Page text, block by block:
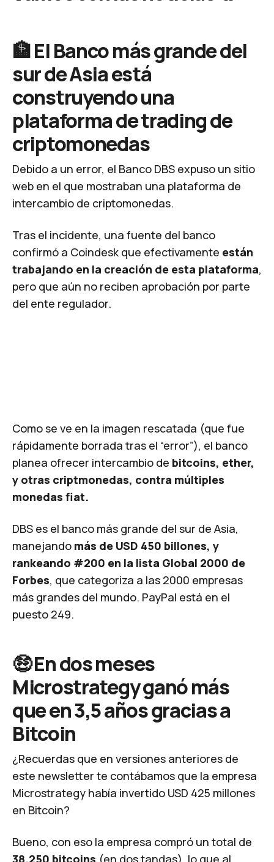
🏦 El Banco más grande del
sur de Asia está
construyendo una
plataforma de trading de
criptomonedas
Debido a un error, el Banco DBS expuso un sitio
web en el que mostraban una plataforma de
intercambio de criptomonedas.
Tras el incidente, una fuente del banco
confirmó a Coindesk que efectivamente están
trabajando en la creación de esta plataforma,
pero que aún no reciben aprobación por parte
del ente regulador.
Como se ve en la imagen rescatada (que fue
rápidamente borrada tras el “error”), el banco
planea ofrecer intercambio de bitcoins, ether,
y otras criptmonedas, contra múltiples
monedas fiat.
DBS es el banco más grande del sur de Asia,
manejando más de USD 450 billones, y
rankeando #200 en la lista Global 2000 de
Forbes, que categoriza a las 2000 empresas
más grandes del mundo. PayPal está en el
puesto 249.
🤑 En dos meses
Microstrategy ganó más
que en 3,5 años gracias a
Bitcoin
¿Recuerdas que en versiones anteriores de
este newsletter te contábamos que la empresa
Microstrategy había invertido USD 425 millones
en Bitcoin?
Bueno, con eso la empresa compró un total de